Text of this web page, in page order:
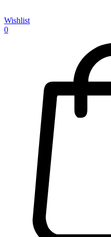
Wishlist
0